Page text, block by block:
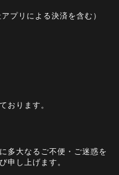
プリによる決済を含む）
おります。
多大なるご不便・ご迷惑を
申し上げます。